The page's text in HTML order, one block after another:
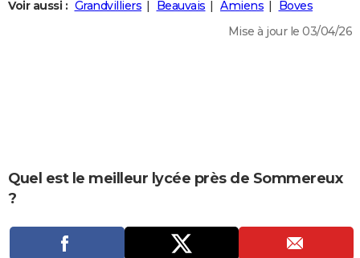
CARTE DE VOEUX
Dictionnaire
Biographies
Expressions
Proverbes
PROGRAMME TV
Voir aussi : Grandvilliers Beauvais Amiens
Boves
Mise à jour le 03/04/26
Quel est le meilleur lycée près de Sommereux
?